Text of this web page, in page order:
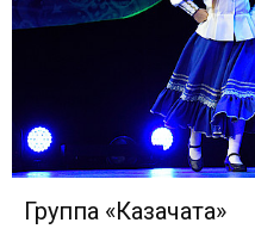
Группа «Казачата»